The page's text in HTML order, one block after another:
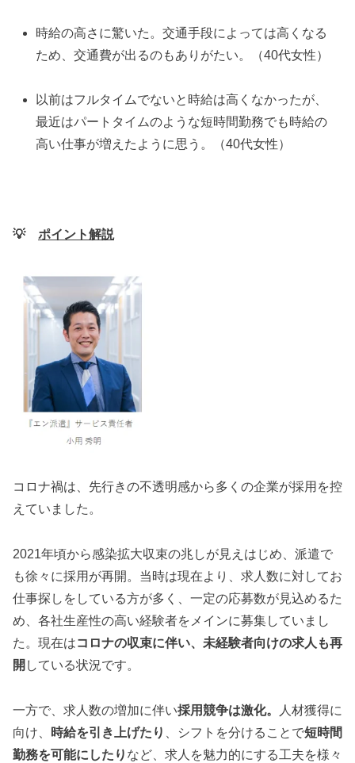
時給の高さに驚いた。交通手段によっては高くなる
ため、交通費が出るのもありがたい。（40代女性）
以前はフルタイムでないと時給は高くなかったが、
最近はパートタイムのような短時間勤務でも時給の
高い仕事が増えたように思う。（40代女性）
💡 ポイント解説
コロナ禍は、先行きの不透明感から多くの企業が採用を控
えていました。
2021年頃から感染拡大収束の兆しが見えはじめ、派遣で
も徐々に採用が再開。当時は現在より、求人数に対してお
仕事探しをしている方が多く、一定の応募数が見込めるた
め、各社生産性の高い経験者をメインに募集していまし
た。現在はコロナの収束に伴い、未経験者向けの求人も再
開 している状況です。
一方で、求人数の増加に伴い採用競争は激化。
人材獲得に
向け、
時給を引き上げたり 、シフトを分けることで短時間
勤務を可能にしたり など、求人を魅力的にする工夫を様々